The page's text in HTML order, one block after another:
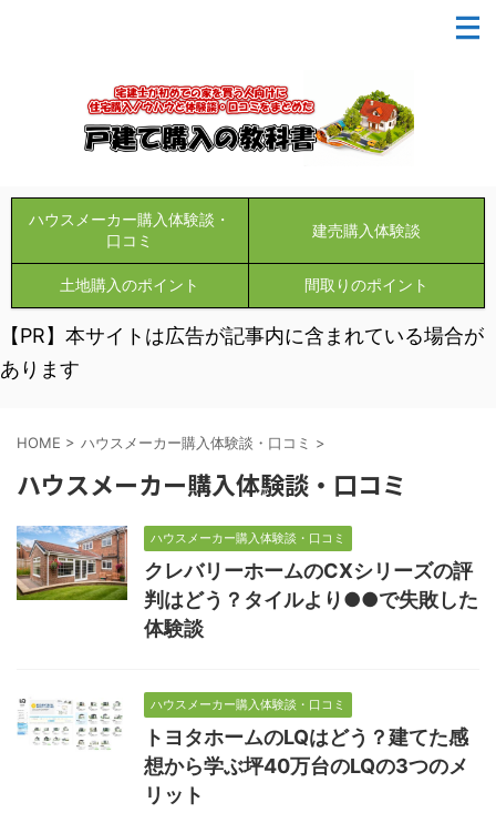
ハウスメーカー購入体験談・
口コミ
建売購入体験談
土地購入のポイント 間取りのポイント
【PR】本サイトは広告が記事内に含まれている場合が
あります
HOME > ハウスメーカー購入体験談・口コミ >
ハウスメーカー購入体験談・口コミ
ハウスメーカー購入体験談・口コミ
クレバリーホームのCXシリーズの評
判はどう？タイルより●●で失敗した
体験談
ハウスメーカー購入体験談・口コミ
トヨタホームのLQはどう？建てた感
想から学ぶ坪40万台のLQの3つのメ
リット